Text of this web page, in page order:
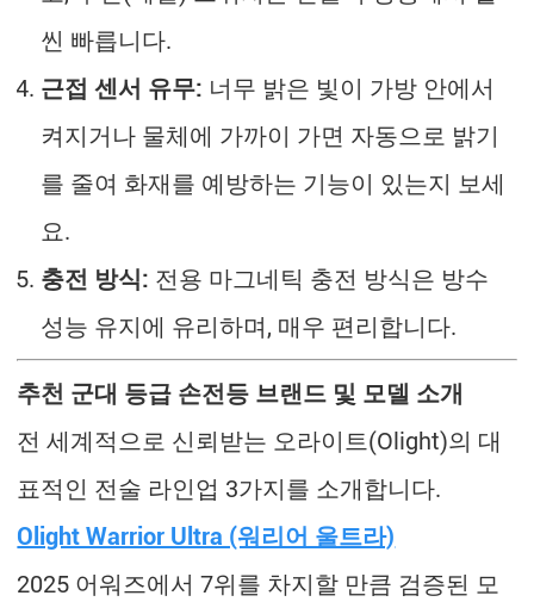
씬 빠릅니다.
근접 센서 유무: 너무 밝은 빛이 가방 안에서
켜지거나 물체에 가까이 가면 자동으로 밝기
를 줄여 화재를 예방하는 기능이 있는지 보세
요.
충전 방식: 전용 마그네틱 충전 방식은 방수
성능 유지에 유리하며, 매우 편리합니다.
추천 군대 등급 손전등 브랜드 및 모델 소개
전 세계적으로 신뢰받는 오라이트(Olight)의 대
표적인 전술 라인업 3가지를 소개합니다.
Olight Warrior Ultra (워리어 울트라)
2025 어워즈에서 7위를 차지할 만큼 검증된 모